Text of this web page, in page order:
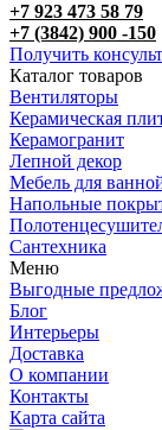
+7 923 473 58 79
+7 (3842) 900 -150
Получить
Каталог товаров
Вентиляторы
Керамическая
Керамогранит
Лепной декор
Мебель для
Напольные
Сантехника
Меню
Выгодные
Блог
Интерьеры
Доставка
О компании
Контакты
Карта сайта